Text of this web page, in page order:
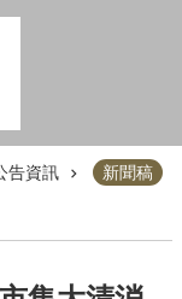
告資訊 新聞稿